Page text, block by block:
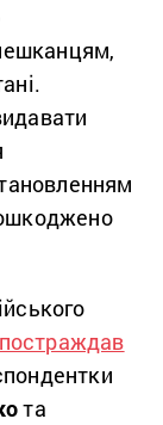
постраждав
та